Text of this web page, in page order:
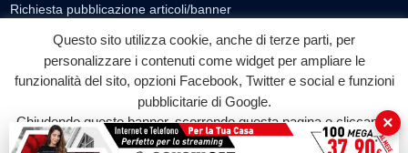
Richiesta pubblicazione articoli/banner
SEGUICI SUI SOCIAL
f
Facebook
◎ ▶
YouTube
Questo sito utilizza cookie, anche di terze parti, per
personalizzare i contenuti come widget per ampliare le
funzionalità del sito, opzioni Facebook, Twitter e social e funzioni
pubblicitarie di Google.
Chiudendo questo banner, scorrendo questa pagina o cliccando
su qualunque suo elemento acconsenti all'uso dei cookie.
×